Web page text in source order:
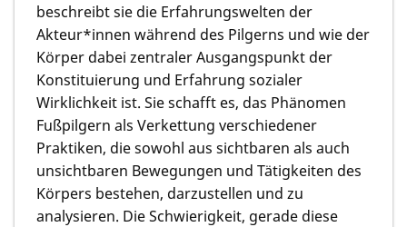
beschreibt sie die Erfahrungswelten der
Akteur*innen während des Pilgerns und wie der
Körper dabei zentraler Ausgangspunkt der
Konstituierung und Erfahrung sozialer
Wirklichkeit ist. Sie schafft es, das Phänomen
Fußpilgern als Verkettung verschiedener
Praktiken, die sowohl aus sichtbaren als auch
unsichtbaren Bewegungen und Tätigkeiten des
Körpers bestehen, darzustellen und zu
analysieren. Die Schwierigkeit, gerade diese